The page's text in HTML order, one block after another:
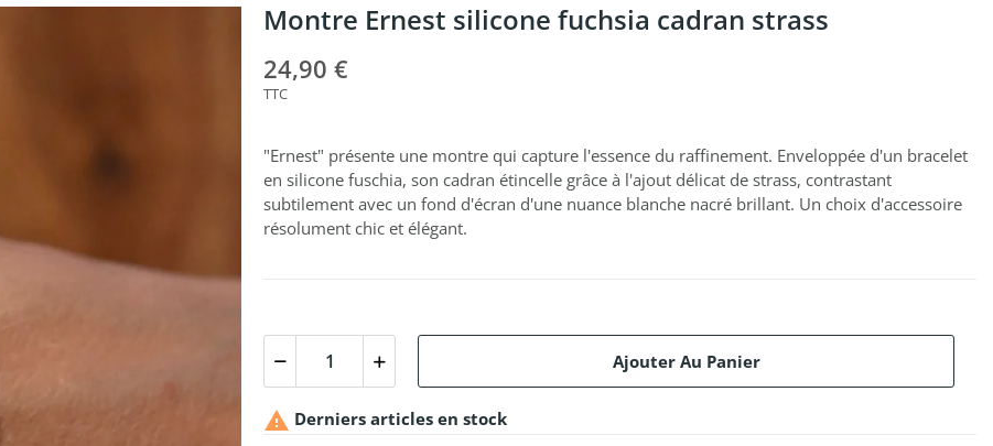
Montre Ernest silicone fuchsia cadran strass
24,90 €
TTC
"Ernest" présente une montre qui capture l'essence du raffinement. Enveloppée d'un bracelet
en silicone fuschia, son cadran étincelle grâce à l'ajout délicat de strass, contrastant
subtilement avec un fond d'écran d'une nuance blanche nacré brillant. Un choix d'accessoire
résolument chic et élégant.
Ajouter Au Panier
 Derniers articles en stock